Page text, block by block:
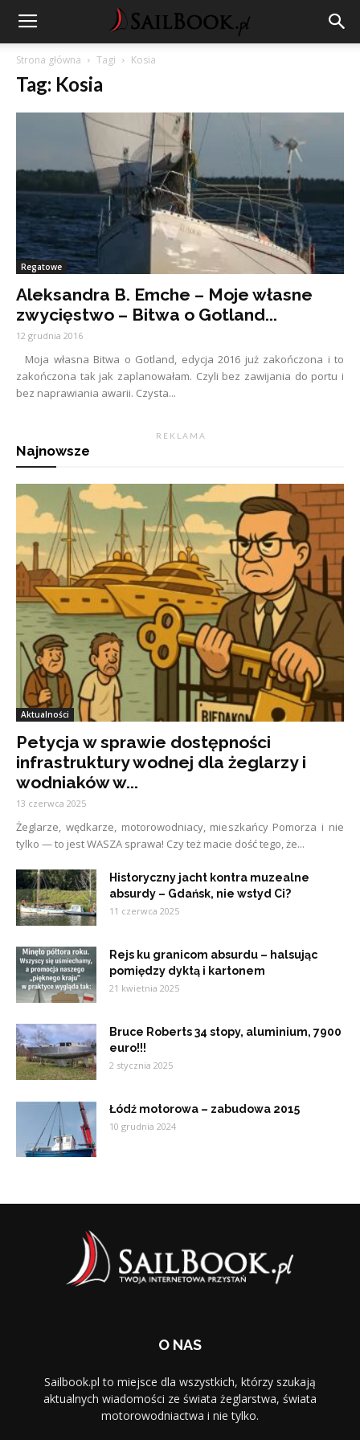
Strona główna Tagi Kosia
Tag: Kosia
Regatowe
Aleksandra B. Emche – Moje własne
zwycięstwo – Bitwa o Gotland...
12 grudnia 2016
Moja własna Bitwa o Gotland, edycja 2016 już zakończona i to
zakończona tak jak zaplanowałam. Czyli bez zawijania do portu i
bez naprawiania awarii. Czysta...
R E K L A M A
Najnowsze
Aktualności
Petycja w sprawie dostępności
infrastruktury wodnej dla żeglarzy i
wodniaków w...
13 czerwca 2025
Żeglarze, wędkarze, motorowodniacy, mieszkańcy Pomorza i nie
tylko — to jest WASZA sprawa! Czy też macie dość tego, że...
Historyczny jacht kontra muzealne
absurdy – Gdańsk, nie wstyd Ci?
11 czerwca 2025
Rejs ku granicom absurdu – halsując
pomiędzy dyktą i kartonem
21 kwietnia 2025
Bruce Roberts 34 stopy, aluminium, 7900
euro!!!
2 stycznia 2025
Łódź motorowa – zabudowa 2015
10 grudnia 2024
O NAS
Sailbook.pl to miejsce dla wszystkich, którzy szukają
aktualnych wiadomości ze świata żeglarstwa, świata
motorowodniactwa i nie tylko.